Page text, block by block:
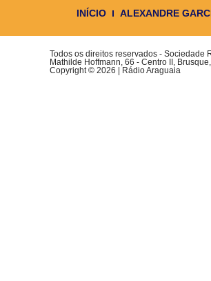
INÍCIO ALEXANDRE
Todos os direitos reservados - Sociedade
Mathilde Hoffmann, 66 - Centro II,
Copyright © 2026 | Rádio Araguaia